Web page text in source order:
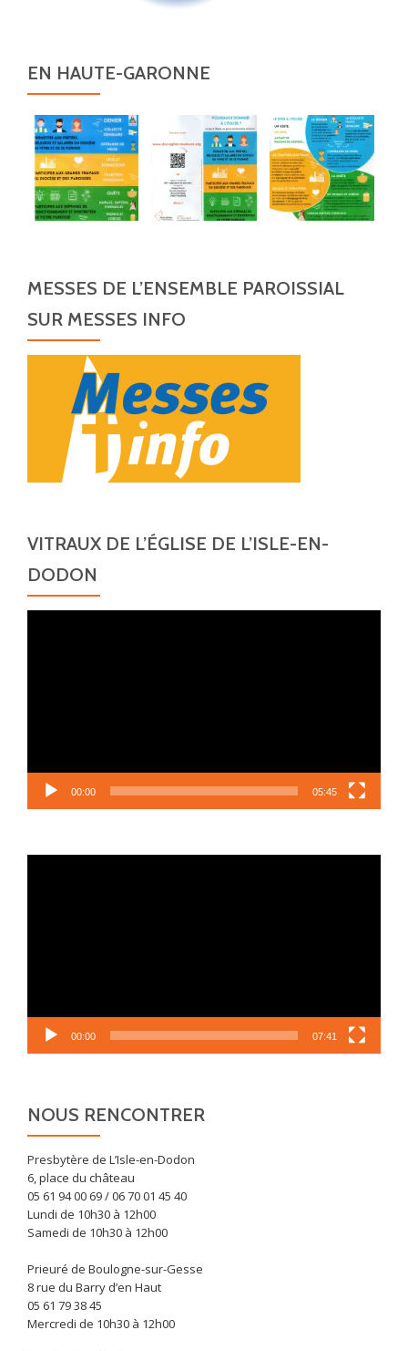
EN HAUTE-GARONNE
MESSES DE L’ENSEMBLE PAROISSIAL
SUR MESSES INFO
VITRAUX DE L’ÉGLISE DE L’ISLE-EN-
DODON
00:00 05:45
00:00 07:41
NOUS RENCONTRER
Presbytère de L’Isle-en-Dodon
6, place du château
05 61 94 00 69 / 06 70 01 45 40
Lundi de 10h30 à 12h00
Samedi de 10h30 à 12h00
Prieuré de Boulogne-sur-Gesse
8 rue du Barry d’en Haut
05 61 79 38 45
Mercredi de 10h30 à 12h00